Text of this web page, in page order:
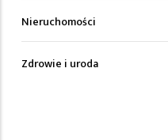
Nieruchomości
Zdrowie i uroda